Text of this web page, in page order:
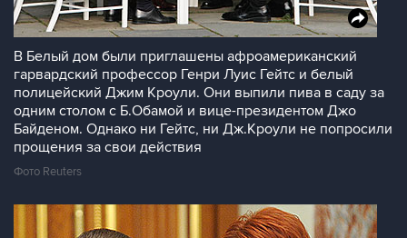
В Белый дом были приглашены афроамериканский
гарвардский профессор Генри Луис Гейтс и белый
полицейский Джим Кроули. Они выпили пива в саду за
одним столом с Б.Обамой и вице-президентом Джо
Байденом. Однако ни Гейтс, ни Дж.Кроули не попросили
прощения за свои действия
Фото Reuters